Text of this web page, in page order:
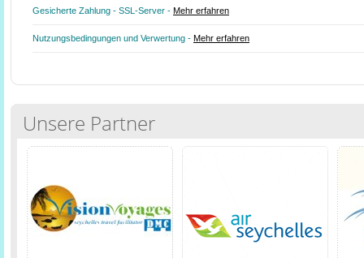
Gesicherte Zahlung - SSL-Server - Mehr erfahren
Nutzungsbedingungen und Verwertung - Mehr erfahren
Unsere Partner